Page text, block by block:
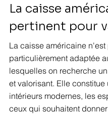
La caisse
pertinent pour
La caisse américaine
particulièrement adaptée
lesquelles on recherche
et valorisant. Elle
intérieurs modernes, les
ceux qui souhaitent